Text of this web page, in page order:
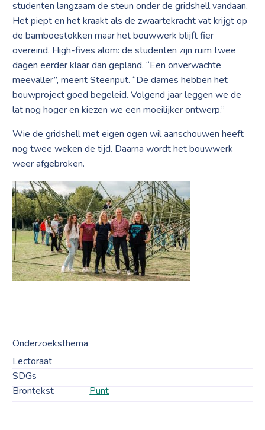
studenten langzaam de steun onder de gridshell vandaan.
Het piept en het kraakt als de zwaartekracht vat krijgt op
de bamboestokken maar het bouwwerk blijft fier
overeind. High-fives alom: de studenten zijn ruim twee
dagen eerder klaar dan gepland. “Een onverwachte
meevaller”, meent Steenput. “De dames hebben het
bouwproject goed begeleid. Volgend jaar leggen we de
lat nog hoger en kiezen we een moeilijker ontwerp.”
Wie de gridshell met eigen ogen wil aanschouwen heeft
nog twee weken de tijd. Daarna wordt het bouwwerk
weer afgebroken.
Onderzoeksthema
Lectoraat
SDGs
Brontekst
Punt